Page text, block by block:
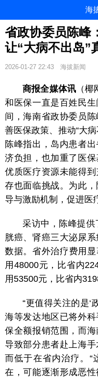
海
省政协委员陈峰
让“大病不出岛”
2026-01-27 22:43 海拔新闻
商报全媒体讯 （
和医保一直是百姓民
间，海南省政协委员
善医保政策、推动“大
陈峰指出，岛内患者
济负担，也加重了医
优质医疗资源未能得
存也面临挑战。为此，
导与激励机制，促进医
采访中，陈峰提
胱癌、肾癌三大泌尿
数据。省外治疗费用
用48000元，比省内
用53500元，比省内
“更值得关注的是‘
海等发达地区已将外
保全额报销范围，而
导致部分患者赴上海
而低于在省内治疗。“
在，可能逐渐形成恶